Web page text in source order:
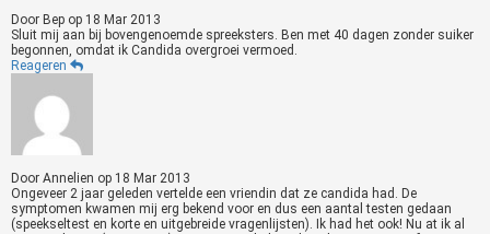
Door Bep op 18 Mar 2013
Sluit mij aan bij bovengenoemde spreeksters. Ben met 40 dagen zonder suiker
begonnen, omdat ik Candida overgroei vermoed.
Reageren
Door Annelien op 18 Mar 2013
Ongeveer 2 jaar geleden vertelde een vriendin dat ze candida had. De
symptomen kwamen mij erg bekend voor en dus een aantal testen gedaan
(speekseltest en korte en uitgebreide vragenlijsten). Ik had het ook! Nu at ik al